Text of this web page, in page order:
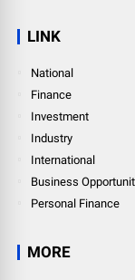
LINK
National
Finance
Investment
Industry
International
Business
Personal Finance
MORE